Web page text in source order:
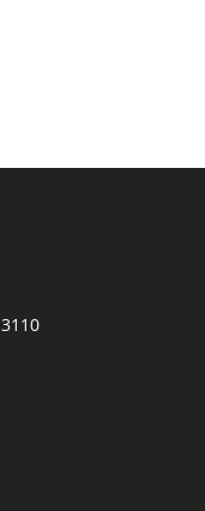
3110